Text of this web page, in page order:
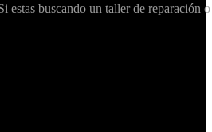
estas buscando un taller de reparación